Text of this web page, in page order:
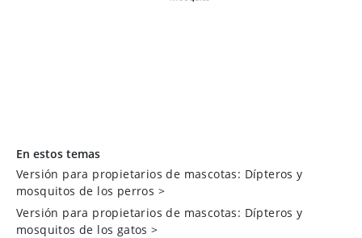
En estos temas
Versión para propietarios de mascotas: Dípteros y
mosquitos de los perros >
Versión para propietarios de mascotas: Dípteros y
mosquitos de los gatos >